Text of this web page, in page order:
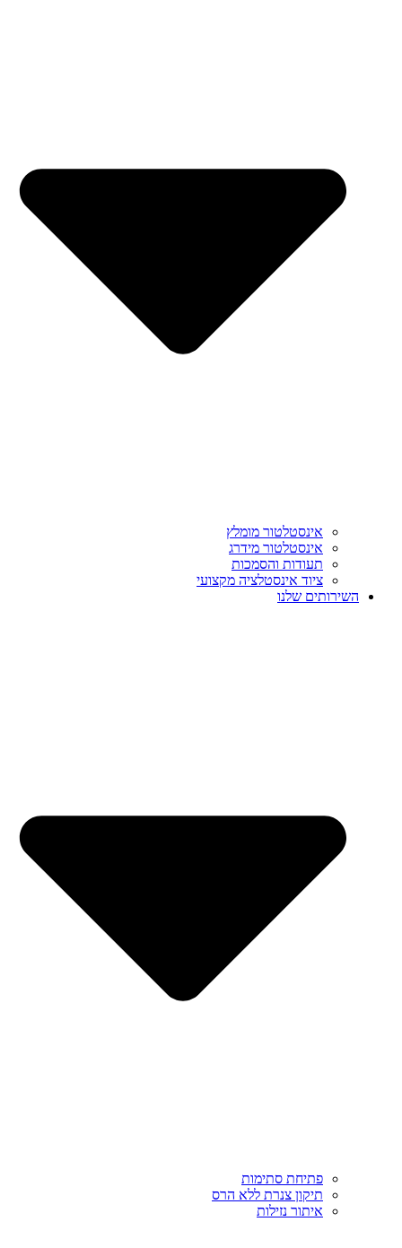
אינסטלטור מומלץ
אינסטלטור מידרג
תעודות והסמכות
ציוד אינסטלציה מקצועי
השירותים שלנו
פתיחת סתימות
תיקון צנרת ללא הרס
איתור נזילות